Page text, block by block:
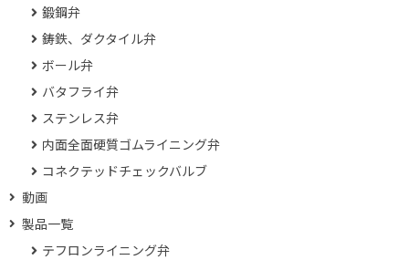
鍛鋼弁
鋳鉄、ダクタイル弁
ボール弁
バタフライ弁
ステンレス弁
内面全面硬質ゴムライニング弁
コネクテッドチェックバルブ
動画
製品一覧
テフロンライニング弁